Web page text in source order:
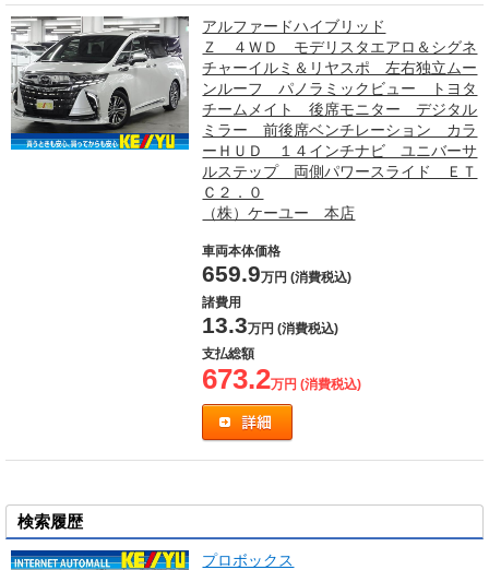
アルファードハイブリッド
Ｚ ４ＷＤ モデリスタエアロ＆シグネ
チャーイルミ＆リヤスポ 左右独立ムー
ンルーフ パノラミックビュー トヨタ
チームメイト 後席モニター デジタル
ミラー 前後席ベンチレーション カラ
ーＨＵＤ １４インチナビ ユニバーサ
ルステップ 両側パワースライド ＥＴ
Ｃ２．０
（株）ケーユー 本店
車両本体価格
659.9万円 (消費税込)
諸費用
13.3万円 (消費税込)
支払総額
673.2万円 (消費税込)
検索履歴
プロボックス